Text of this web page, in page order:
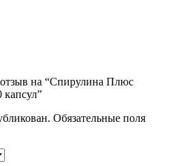
на “Спирулина Плюс
капсул”
Обязательные поля